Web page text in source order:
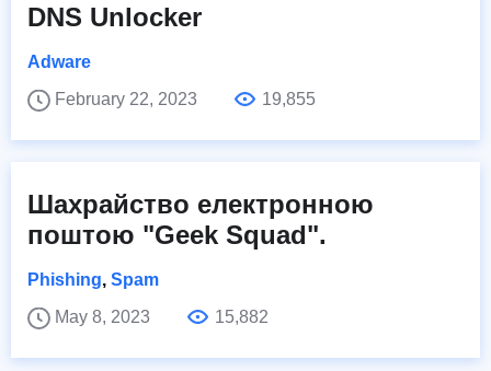
DNS Unlocker
Adware
February 22, 2023
19,855
Шахрайство електронною
поштою "Geek Squad".
Phishing, Spam
May 8, 2023
15,882